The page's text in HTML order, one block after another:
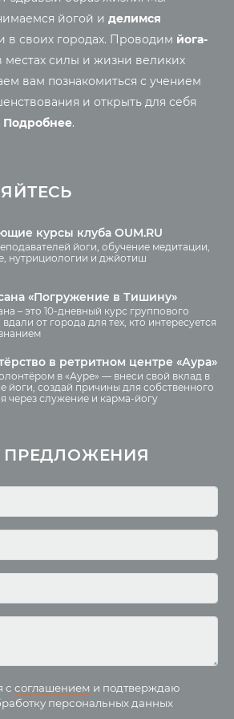
Саморазвитие
Реинкарнация
Основы йоги
Медитация
Шаткармы
Пранаяма
Фото
Здоровое питание.
Христианство
Притчи
йогой и делимся
в своих городах. Проводим йога-
местах силы и жизни великих
вам познакомиться с учением
и открыть для себя
Подробнее.
курсы клуба OUM.RU
йоги, обучение медитации,
нутрициологии и джйотиш
«Погружение в Тишину»
– это 10-дневный курс группового
вдали от города для тех, кто интересуется
в ретритном центре «Аура»
в «Ауре» — внеси свой вклад в
йоги, создай причины для собственного
через служение и карма-йогу
ссоглашением и подтверждаю
персональных данных